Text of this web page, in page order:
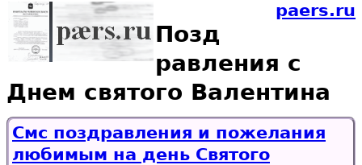
paers.ru
Позд
равления с
Днем святого Валентина
Смс поздравления и пожелания
любимым на день Святого